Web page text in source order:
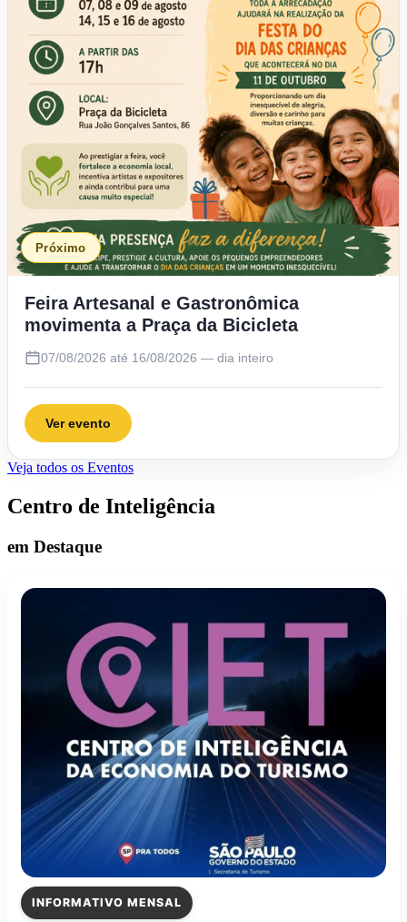
Próximo
Feira Artesanal e Gastronômica
movimenta a Praça da Bicicleta
07/08/2026 até 16/08/2026 — dia inteiro
Ver evento
Veja todos os Eventos
Centro de Inteligência
em Destaque
INFORMATIVO MENSAL